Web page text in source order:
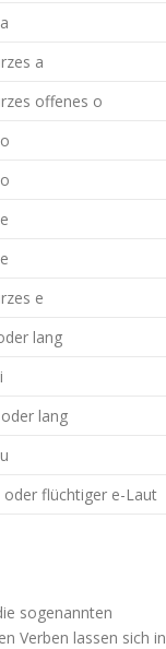
a
offenes o
e
lang
lang
flüchtiger e-Laut
sogenannten
Verben lassen sich in